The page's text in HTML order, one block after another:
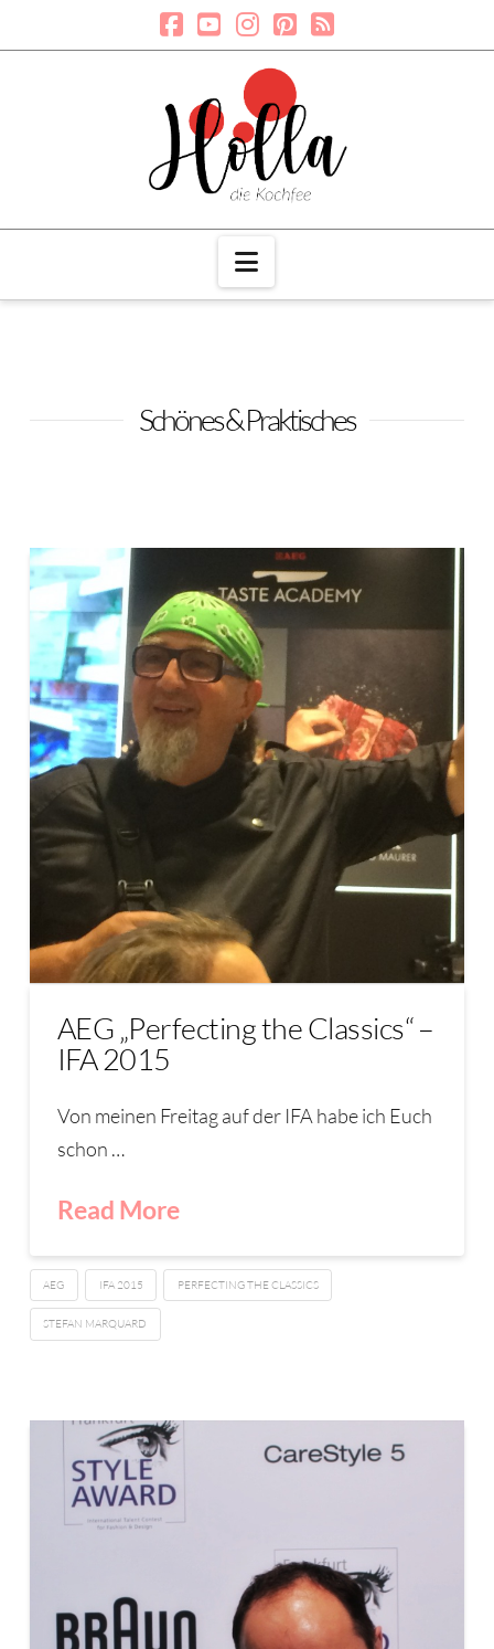
Navigation
Schönes & Praktisches
AEG „Perfecting the Classics“ –
IFA 2015
Von meinen Freitag auf der IFA habe ich Euch
schon …
Read More
AEG IFA 2015 PERFECTING THE CLASSICS
STEFAN MARQUARD